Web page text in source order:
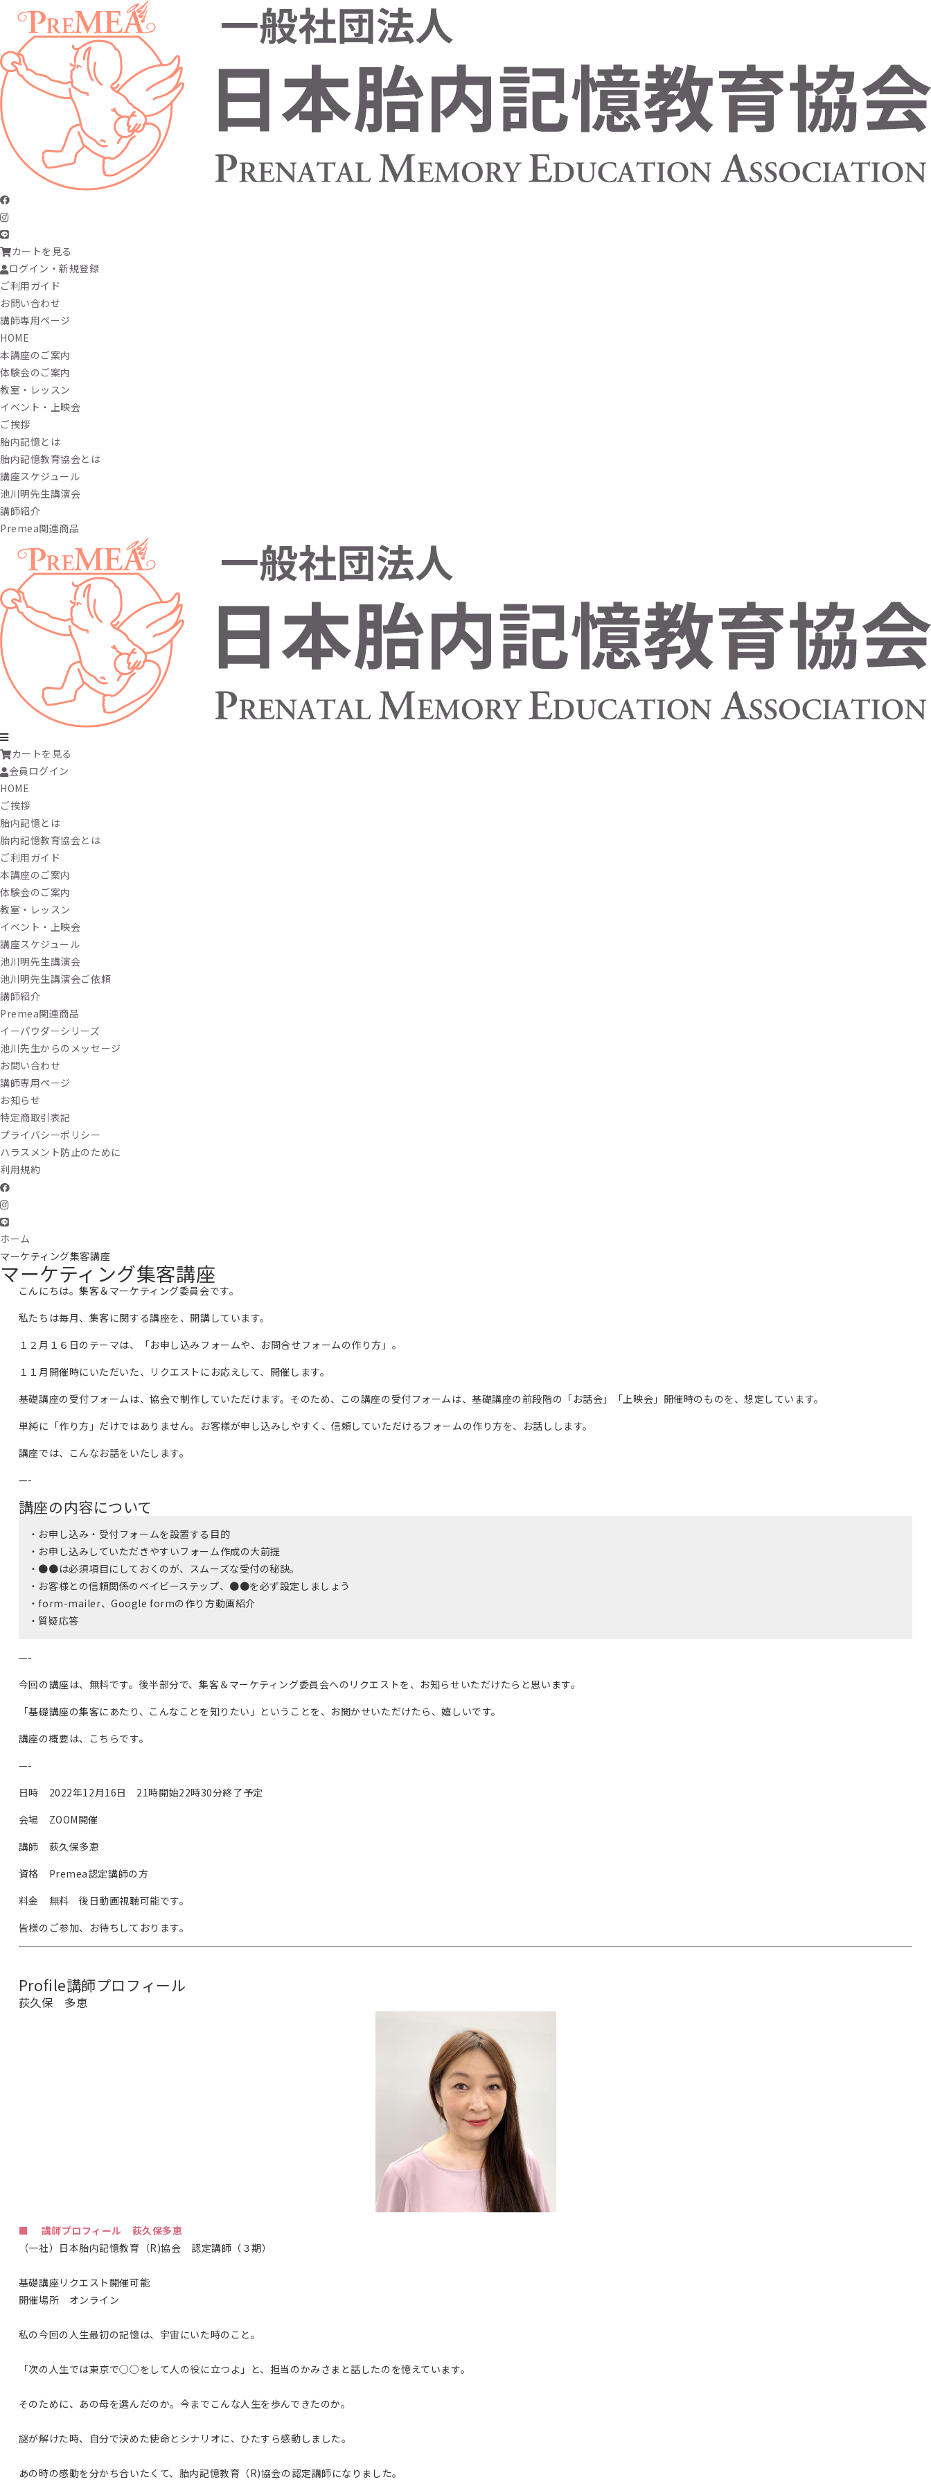
カートを見る
ログイン・新規登録
ご利用ガイド
お問い合わせ
講師専用ページ
HOME
本講座のご案内
体験会のご案内
教室・レッスン
イベント・上映会
ご挨拶
胎内記憶とは
胎内記憶教育協会とは
講座スケジュール
池川明先生講演会
講師紹介
Premea関連商品
カートを見る
会員ログイン
HOME
ご挨拶
胎内記憶とは
胎内記憶教育協会とは
ご利用ガイド
本講座のご案内
体験会のご案内
教室・レッスン
イベント・上映会
講座スケジュール
池川明先生講演会
池川明先生講演会ご依頼
講師紹介
Premea関連商品
イーパウダーシリーズ
池川先生からのメッセージ
お問い合わせ
講師専用ページ
お知らせ
特定商取引表記
プライバシーポリシー
ハラスメント防止のために
利用規約
ホーム
マーケティング集客講座
マーケティング集客講座
こんにちは。集客＆マーケティング委員会です。
私たちは毎月、集客に関する講座を、開講しています。
１２月１６日のテーマは、「お申し込みフォームや、お問合せフォームの作り方」。
１１月開催時にいただいた、リクエストにお応えして、開催します。
基礎講座の受付フォームは、協会で制作していただけます。そのため、この講座の受付フォームは、基礎講座の前段階の「お話会」「上映会」開催時のものを、想定しています。
単純に「作り方」だけではありません。お客様が申し込みしやすく、信頼していただけるフォームの作り方を、お話しします。
講座では、こんなお話をいたします。
—-
講座の内容について
・お申し込み・受付フォームを設置する目的
・お申し込みしていただきやすいフォーム作成の大前提
・●●は必須項目にしておくのが、スムーズな受付の秘訣。
・お客様との信頼関係のベイビーステップ、 ●●を必ず設定しましょう
・form-mailer、Google formの作り方動画紹介
・質疑応答
—-
今回の講座は、無料です。後半部分で、集客＆マーケティング委員会へのリクエストを、お知らせいただけたらと思います。
「基礎講座の集客にあたり、こんなことを知りたい」ということを、お聞かせいただけたら、嬉しいです。
講座の概要は、こちらです。
—-
日時 2022年12月16日 21時開始22時30分終了予定
会場 ZOOM開催
講師 荻久保多恵
資格 Premea認定講師の方
料金 無料 後日動画視聴可能です。
皆様のご参加、お待ちしております。
Profile講師プロフィール
荻久保 多恵
■ 講師プロフィール 荻久保多恵
（一社）日本胎内記憶教育（R)協会 認定講師（３期）
基礎講座リクエスト開催可能
開催場所 オンライン
私の今回の人生最初の記憶は、宇宙にいた時のこと。
「次の人生では東京で○○をして人の役に立つよ」と、担当のかみさまと話したのを憶えています。
そのために、あの母を選んだのか。今までこんな人生を歩んできたのか。
謎が解けた時、自分で決めた使命とシナリオに、ひたすら感動しました。
あの時の感動を分かち合いたくて、胎内記憶教育（R)協会の認定講師になりました。